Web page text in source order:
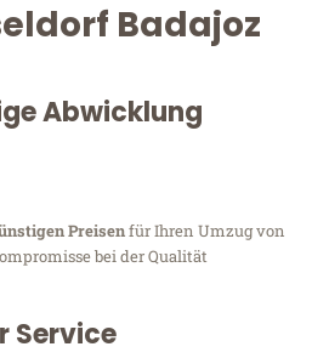
Badajoz
Abwicklung
Preisenfür Ihren Umzug von
bei der Qualität
Service